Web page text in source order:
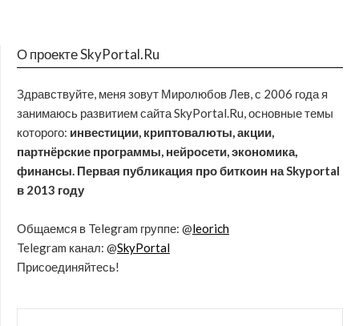
О проекте SkyPortal.Ru
Здравствуйте, меня зовут Миролюбов Лев, с 2006 года я
занимаюсь развитием сайта SkyPortal.Ru, основные темы
которого: инвестиции, криптовалюты, акции,
партнёрские программы, нейросети, экономика,
финансы. Первая публикация про биткоин на Skyportal
в 2013 году
Общаемся в Telegram группе: @leorich
Telegram канал: @SkyPortal
Присоединяйтесь!